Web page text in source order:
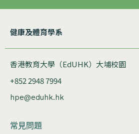
健康及體育學系
香港教育大學（EdUHK）大埔校園
+852 2948 7994
hpe@eduhk.hk
常見問題